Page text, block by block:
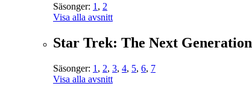
Säsonger: 1 , 2
Visa alla avsnitt
Star Trek: The Next Generation
Säsonger: 1 , 2, 3, 4, 5, 6, 7
Visa alla avsnitt